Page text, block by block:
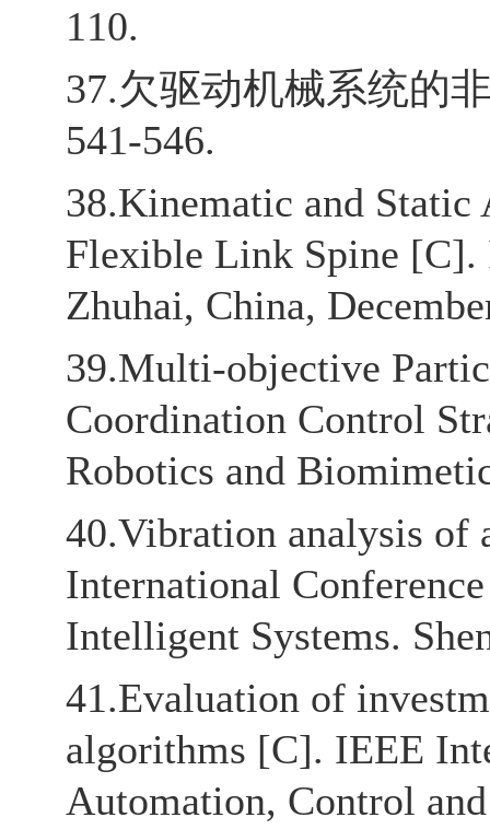
110.
37.欠驱动机械系统的
541-546.
38.Kinematic and
Flexible Link Spine [C].
Zhuhai, China,
39.Multi-objective
Coordination Control
Robotics and
40.Vibration analysis of
International
Intelligent Systems.
41.Evaluation of
algorithms [C]. IEEE
Automation, Control